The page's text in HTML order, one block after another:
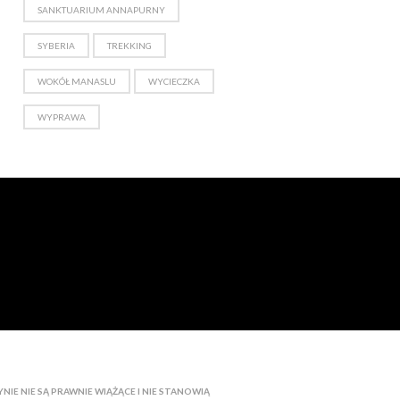
SANKTUARIUM ANNAPURNY
SYBERIA TREKKING
WOKÓŁ MANASLU WYCIECZKA
WYPRAWA
NIE SĄ PRAWNIE WIĄŻĄCE I NIE STANOWIĄ